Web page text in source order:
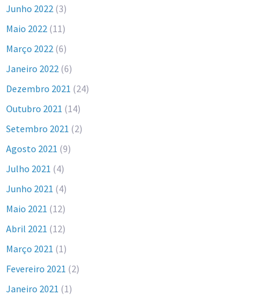
Junho 2022 (3)
Maio 2022 (11)
Março 2022 (6)
Janeiro 2022 (6)
Dezembro 2021 (24)
Outubro 2021 (14)
Setembro 2021 (2)
Agosto 2021 (9)
Julho 2021 (4)
Junho 2021 (4)
Maio 2021 (12)
Abril 2021 (12)
Março 2021 (1)
Fevereiro 2021 (2)
Janeiro 2021 (1)